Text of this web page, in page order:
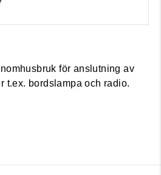
för anslutning av
t.ex. bordslampa och radio.